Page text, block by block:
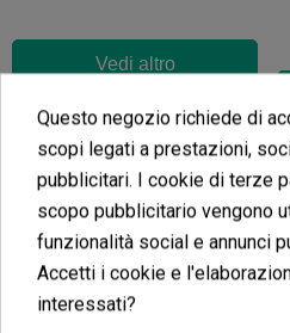
Vedi altro
Posacenere Hello Kitty Neon Amsterdam G-ROLLZ
(3)
Questo negozio richiede di
scopi legati a prestazioni,
pubblicitari. I cookie di terze
scopo pubblicitario vengono
funzionalità social e annunci
Accetti i cookie e
interessati?